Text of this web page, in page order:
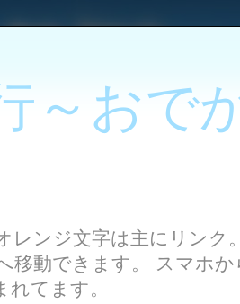
～おで
レンジ文字は主にリンク
移動できます。 スマホ
てます。